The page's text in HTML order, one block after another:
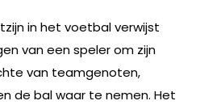
in het voetbal verwijst
van een speler om zijn
van teamgenoten,
de bal waar te nemen. Het